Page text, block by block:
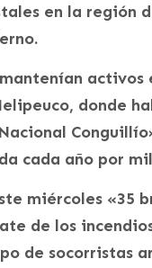
en la región
activos
donde
cada año por
miércoles «35
de los
de socorristas